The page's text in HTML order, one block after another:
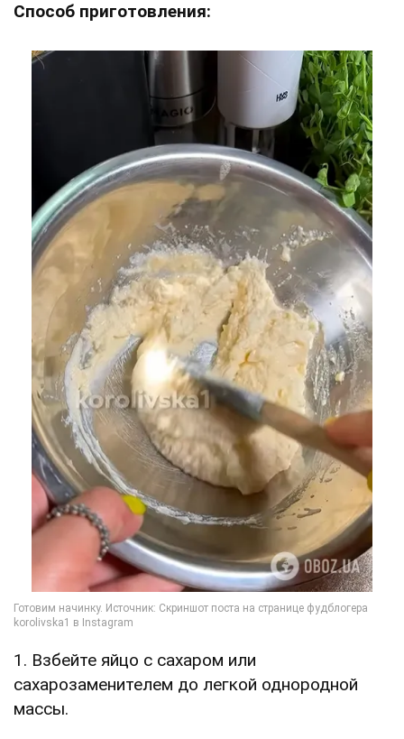
Способ приготовления:
1. Взбейте яйцо с сахаром или
сахарозаменителем до легкой однородной
массы.